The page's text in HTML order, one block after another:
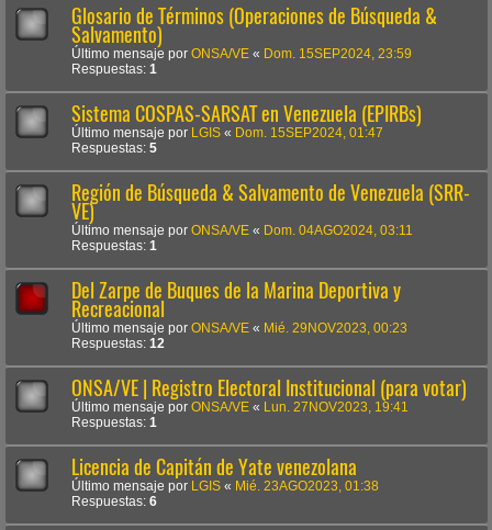
Glosario de Términos (Operaciones de Búsqueda &
Salvamento)
Último mensaje por ONSA/VE « Dom. 15SEP2024, 23:59
Respuestas: 1
Sistema COSPAS-SARSAT en Venezuela (EPIRBs)
Último mensaje por LGIS « Dom. 15SEP2024, 01:47
Respuestas: 5
Región de Búsqueda & Salvamento de Venezuela (SRR-
VE)
Último mensaje por ONSA/VE « Dom. 04AGO2024, 03:11
Respuestas: 1
Del Zarpe de Buques de la Marina Deportiva y
Recreacional
Último mensaje por ONSA/VE « Mié. 29NOV2023, 00:23
Respuestas: 12
ONSA/VE | Registro Electoral Institucional (para votar)
Último mensaje por ONSA/VE «
Lun. 27NOV2023, 19:41
Respuestas: 1
Licencia de Capitán de Yate venezolana
Último mensaje por LGIS « Mié. 23AGO2023, 01:38
Respuestas: 6